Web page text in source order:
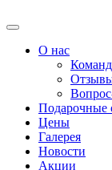
О нас
Подарочные
Цены
Галерея
Новости
Акции